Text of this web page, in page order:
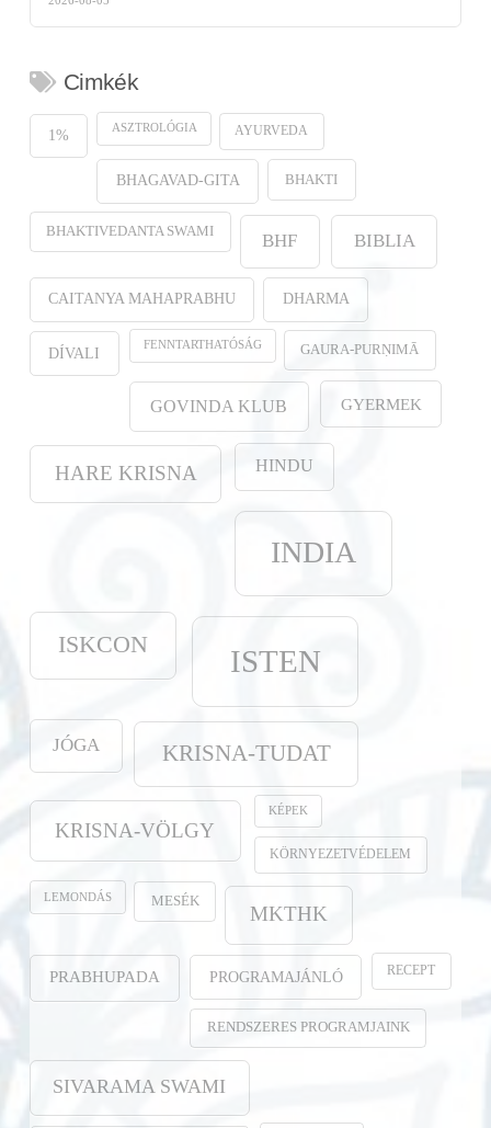
Cimkék
1% ASZTROLÓGIA AYURVEDA
BHAGAVAD-GITA BHAKTI
BHAKTIVEDANTA SWAMI BHF BIBLIA
CAITANYA MAHAPRABHU DHARMA
DÍVALI FENNTARTHATÓSÁG GAURA-PURṆIMĀ
GOVINDA KLUB GYERMEK
HARE KRISNA HINDU
INDIA
ISKCON ISTEN
JÓGA KRISNA-TUDAT
KRISNA-VÖLGY
KÉPEK
KÖRNYEZETVÉDELEM
LEMONDÁS MESÉK
MKTHK
PRABHUPADA PROGRAMAJÁNLÓ RECEPT
RENDSZERES PROGRAMJAINK
SIVARAMA SWAMI